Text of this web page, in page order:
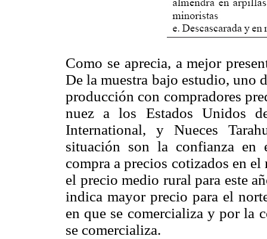
Como se aprecia, a mejor
De la muestra bajo estudio, uno
producción con compradores
nuez a los Estados Unidos
International, y Nueces
situación son la confianza
compra a precios cotizados en
el precio medio rural para este
indica mayor precio para el
en que se comercializa y por la
se comercializa.